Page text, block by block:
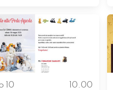
10
10.00